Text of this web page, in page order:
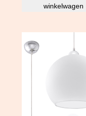
winkelwagen